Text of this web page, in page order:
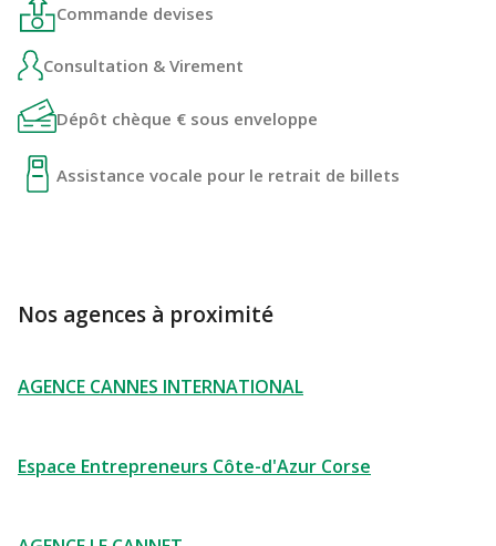
Commande devises
Consultation & Virement
Dépôt chèque € sous enveloppe
Assistance vocale pour le retrait de billets
Nos agences à proximité
AGENCE CANNES INTERNATIONAL
Espace Entrepreneurs Côte-d'Azur Corse